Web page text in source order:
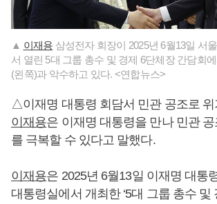
▲ 이재용 삼성전자 회장이 2025년 6월13일 서
서 열린 5대 그룹 총수 및 경제 6단체장 간담회
(왼쪽)과 악수하고 있다. <연합뉴스>
△이재명 대통령 회담서 민관 공조로 위
이재용은 이재명 대통령을 만나 민관
를 극복할 수 있다고 말했다.
이재용은 2025년 6월13일 이재명 대통
대통령실에서 개최한 ‘5대 그룹 총수 및